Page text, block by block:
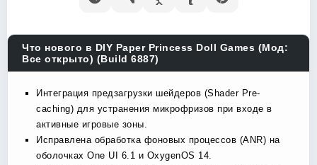
Что нового в DIY Paper Princess Doll Games (Мод:
Все открыто) (Build 6887)
Интеграция предзагрузки шейдеров (Shader Pre-
caching) для устранения микрофризов при входе в
активные игровые зоны.
Исправлена обработка фоновых процессов (ANR) на
оболочках One UI 6.1 и OxygenOS 14.